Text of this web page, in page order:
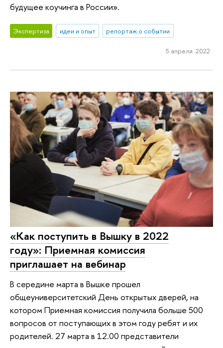
будущее коучинга в России».
Экспертиза идеи и опыт репортаж о событии
5 апреля 2022
«Как поступить в Вышку в 2022
году»: Приемная комиссия
приглашает на вебинар
В середине марта в Вышке прошел
общеуниверситетский День открытых дверей, на
котором Приемная комиссия получила больше 500
вопросов от поступающих в этом году ребят и их
родителей. 27 марта в 12.00 представители